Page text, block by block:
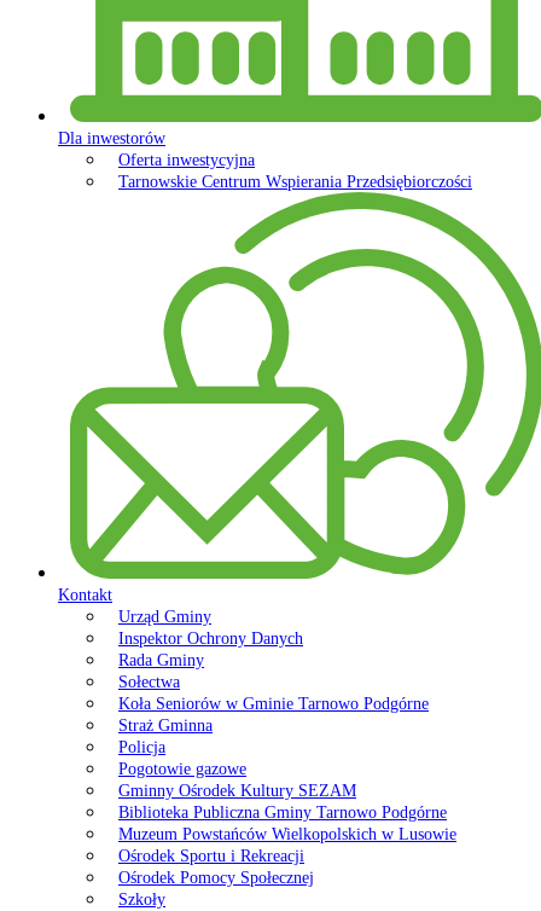
Dla inwestorów
Oferta inwestycyjna
Tarnowskie Centrum Wspierania Przedsiębiorczości
Kontakt
Urząd Gminy
Inspektor Ochrony Danych
Rada Gminy
Sołectwa
Koła Seniorów w Gminie Tarnowo Podgórne
Straż Gminna
Policja
Pogotowie gazowe
Gminny Ośrodek Kultury SEZAM
Biblioteka Publiczna Gminy Tarnowo Podgórne
Muzeum Powstańców Wielkopolskich w Lusowie
Ośrodek Sportu i Rekreacji
Ośrodek Pomocy Społecznej
Szkoły